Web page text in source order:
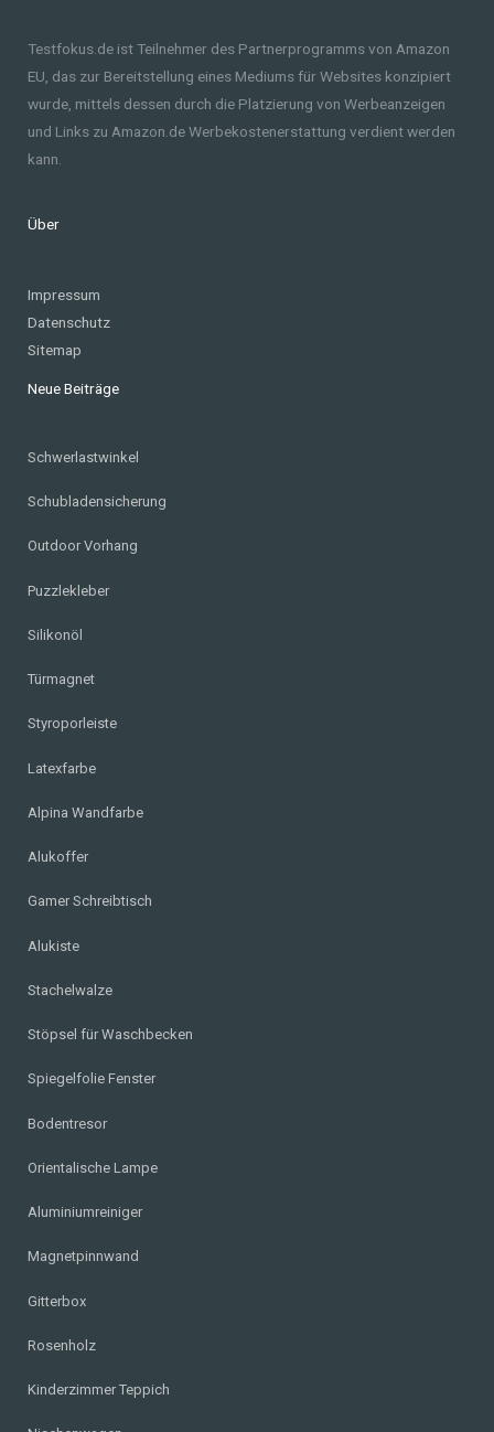
Testfokus.de ist Teilnehmer des Partnerprogramms von Amazon
EU, das zur Bereitstellung eines Mediums für Websites konzipiert
wurde, mittels dessen durch die Platzierung von Werbeanzeigen
und Links zu Amazon.de Werbekostenerstattung verdient werden
kann.
Über
Impressum
Datenschutz
Sitemap
Neue Beiträge
Schwerlastwinkel
Schubladensicherung
Outdoor Vorhang
Puzzlekleber
Silikonöl
Türmagnet
Styroporleiste
Latexfarbe
Alpina Wandfarbe
Alukoffer
Gamer Schreibtisch
Alukiste
Stachelwalze
Stöpsel für Waschbecken
Spiegelfolie Fenster
Bodentresor
Orientalische Lampe
Aluminiumreiniger
Magnetpinnwand
Gitterbox
Rosenholz
Kinderzimmer Teppich